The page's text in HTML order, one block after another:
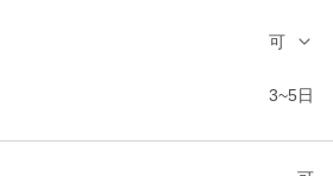
可
3~5日